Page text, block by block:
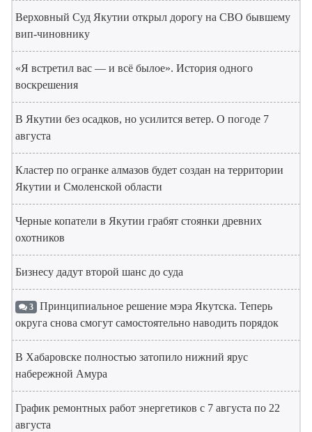
Верховный Суд Якутии открыл дорогу на СВО бывшему
вип-чиновнику
«Я встретил вас — и всё былое». История одного
воскрешения
В Якутии без осадков, но усилится ветер. О погоде 7
августа
Кластер по огранке алмазов будет создан на территории
Якутии и Смоленской области
Черные копатели в Якутии грабят стоянки древних
охотников
Бизнесу дадут второй шанс до суда
3 Принципиальное решение мэра Якутска. Теперь
округа снова смогут самостоятельно наводить порядок
В Хабаровске полностью затопило нижний ярус
набережной Амура
График ремонтных работ энергетиков с 7 августа по 22
августа